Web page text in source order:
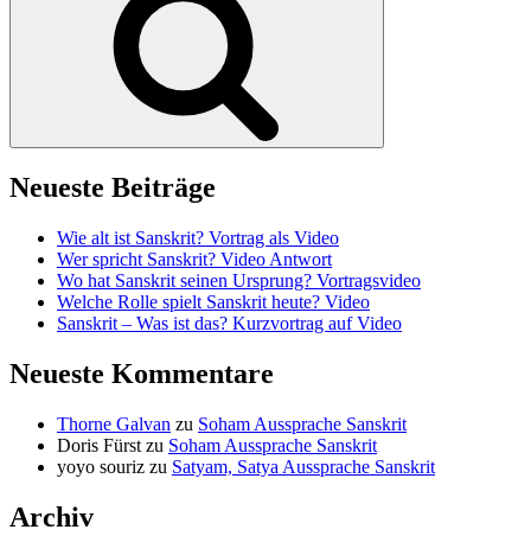
Neueste Beiträge
Wie alt ist Sanskrit? Vortrag als Video
Wer spricht Sanskrit? Video Antwort
Wo hat Sanskrit seinen Ursprung? Vortragsvideo
Welche Rolle spielt Sanskrit heute? Video
Sanskrit – Was ist das? Kurzvortrag auf Video
Neueste Kommentare
Thorne Galvan zu Soham Aussprache Sanskrit
Doris Fürst zu Soham Aussprache Sanskrit
yoyo souriz zu Satyam, Satya Aussprache Sanskrit
Archiv